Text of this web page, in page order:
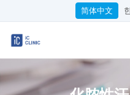
简体中文
交通指南